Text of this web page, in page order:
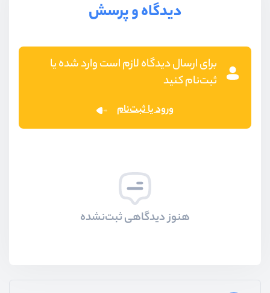
دیدگاه و پرسش
برای ارسال دیدگاه لازم است وارد شده یا
ثبت‌نام کنید
ورود یا ثبت‌نام
هنوز دیدگاهی ثبت‌نشده